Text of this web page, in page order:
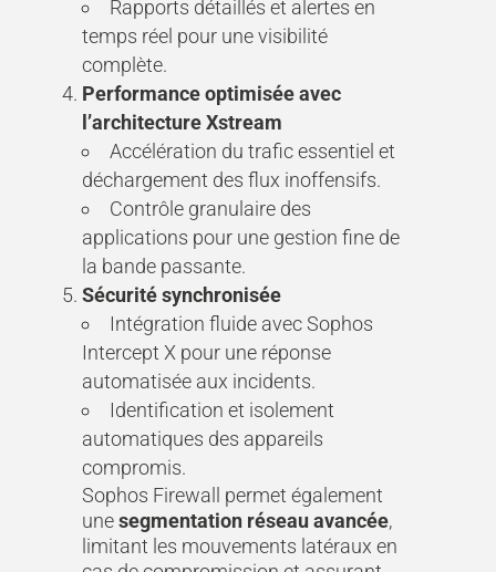
Rapports détaillés et alertes en
temps réel pour une visibilité
complète.
Performance optimisée avec
l’architecture Xstream
Accélération du trafic essentiel et
déchargement des flux inoffensifs.
Contrôle granulaire des
applications pour une gestion fine de
la bande passante.
Sécurité synchronisée
Intégration fluide avec Sophos
Intercept X pour une réponse
automatisée aux incidents.
Identification et isolement
automatiques des appareils
compromis.
Sophos Firewall permet également
unesegmentation réseau avancée,
limitant les mouvements latéraux en